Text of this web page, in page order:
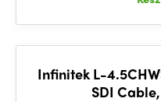
Infinitek L-
SDI